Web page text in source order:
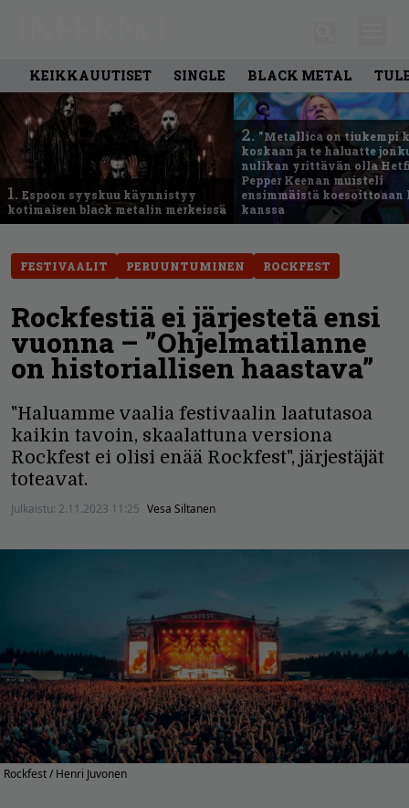
KEIKKAUUTISET SINGLE BLACK METAL
1. Espoon syyskuu käynnistyy
kotimaisen black metalin merkeissä
2. ”Metallica on tiukempi
koskaan ja te haluatte
nulikan yrittävän olla
Pepper Keenan muisteli
ensimmäistä
kanssa
FESTIVAALIT PERUUNTUMINEN ROCKFEST
Rockfestiä ei järjestetä ensi
vuonna – ”Ohjelmatilanne
on historiallisen haastava”
"Haluamme vaalia festivaalin laatutasoa
kaikin tavoin, skaalattuna versiona
Rockfest ei olisi enää Rockfest", järjestäjät
toteavat.
Julkaistu: 2.11.2023 11:25 Vesa Siltanen
Rockfest / Henri Juvonen